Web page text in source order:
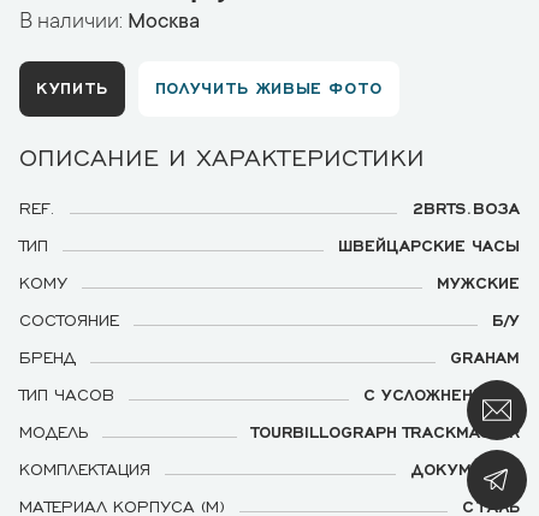
В наличии: Москва
КУПИТЬ ПОЛУЧИТЬ ЖИВЫЕ ФОТО
ОПИСАНИЕ И ХАРАКТЕРИСТИКИ
REF.
2BRTS.B03A
ТИП
ШВЕЙЦАРСКИЕ ЧАСЫ
КОМУ
МУЖСКИЕ
СОСТОЯНИЕ
Б/У
БРЕНД
GRAHAM
ТИП ЧАСОВ
С УСЛОЖНЕНИЯМИ
МОДЕЛЬ
TOURBILLOGRAPH TRACKMASTER
КОМПЛЕКТАЦИЯ
ДОКУМЕНТЫ
МАТЕРИАЛ КОРПУСА (М)
СТАЛЬ